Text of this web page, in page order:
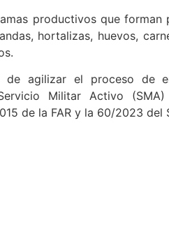
productivos que
hortalizas, huevos,
agilizar el proceso de
Militar Activo
de la FAR y la 60/2023 del